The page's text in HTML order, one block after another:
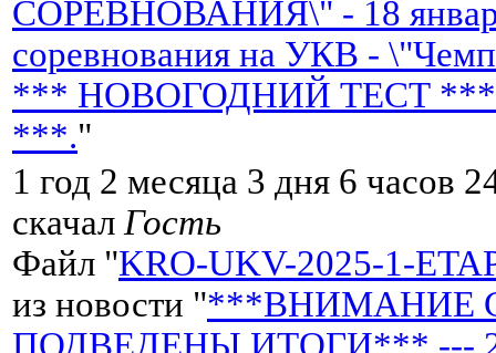
СОРЕВНОВАНИЯ\" - 18
соревнования на УКВ -
*** НОВОГОДНИЙ ТЕСТ
***."
1 год 2 месяца 3 дня 6 часов
скачал Гость
Файл "KRO-UKV-2025-1-
из новости "***ВНИМАНИЕ
ПОДВЕДЕНЫ ИТОГИ*** --- 22